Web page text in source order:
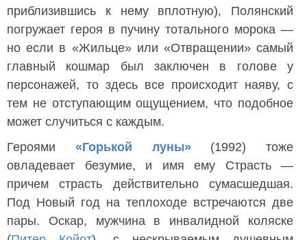
приблизившись к нему вплотную), Полянский
погружает героя в пучину тотального морока —
но если в «Жильце» или «Отвращении» самый
главный кошмар был заключен в голове у
персонажей, то здесь все происходит наяву, с
тем не отступающим ощущением, что подобное
может случиться с каждым.
Героями «Горькой луны»(1992) тоже
овладевает безумие, и имя ему Страсть —
причем страсть действительно сумасшедшая.
Под Новый год на теплоходе встречаются две
пары. Оскар, мужчина в инвалидной коляске